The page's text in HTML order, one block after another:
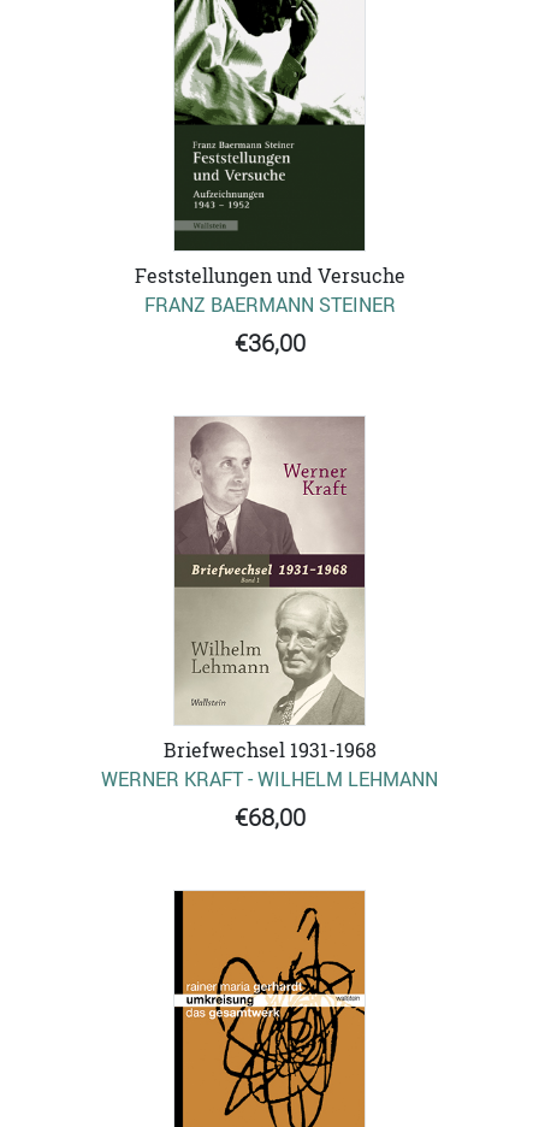
Feststellungen und Versuche
FRANZ BAERMANN STEINER
€36,00
Briefwechsel 1931-1968
WERNER KRAFT - WILHELM LEHMANN
€68,00